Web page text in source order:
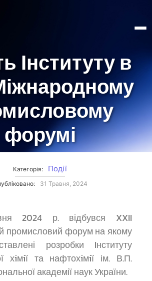
Інституту в
форумі
Категорія: Події
31 Травня, 2024
2024 р. відбувся XXII
промисловий форум на якому
розробки Iнституту
хiмiї та нафтохiмiї ім. В.П.
академії наук України.